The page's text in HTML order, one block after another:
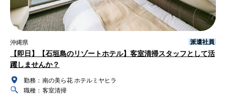
沖縄県 派遣社員
【即日】【石垣島のリゾートホテル】客室清掃スタッフとして活
躍しませんか？
勤務： 南の美ら花 ホテルミヤヒラ
職種： 客室清掃